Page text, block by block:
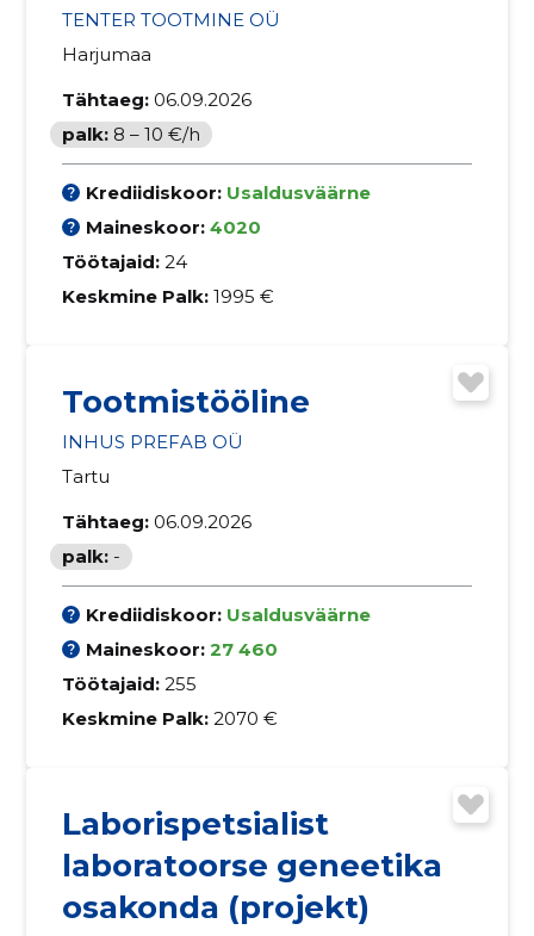
TENTER TOOTMINE OÜ
Harjumaa
Tähtaeg: 06.09.2026
palk: 8 – 10 €/h
Krediidiskoor: Usaldusväärne
Maineskoor: 4020
Töötajaid: 24
Keskmine Palk: 1995 €
Tootmistööline
INHUS PREFAB OÜ
Tartu
Tähtaeg: 06.09.2026
palk: -
Krediidiskoor: Usaldusväärne
Maineskoor: 27 460
Töötajaid: 255
Keskmine Palk: 2070 €
Laborispetsialist
laboratoorse geneetika
osakonda (projekt)